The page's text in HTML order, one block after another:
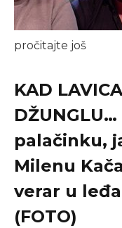
pročitajte još
KAD
palačinku,
Milenu
verar u
(FOTO)